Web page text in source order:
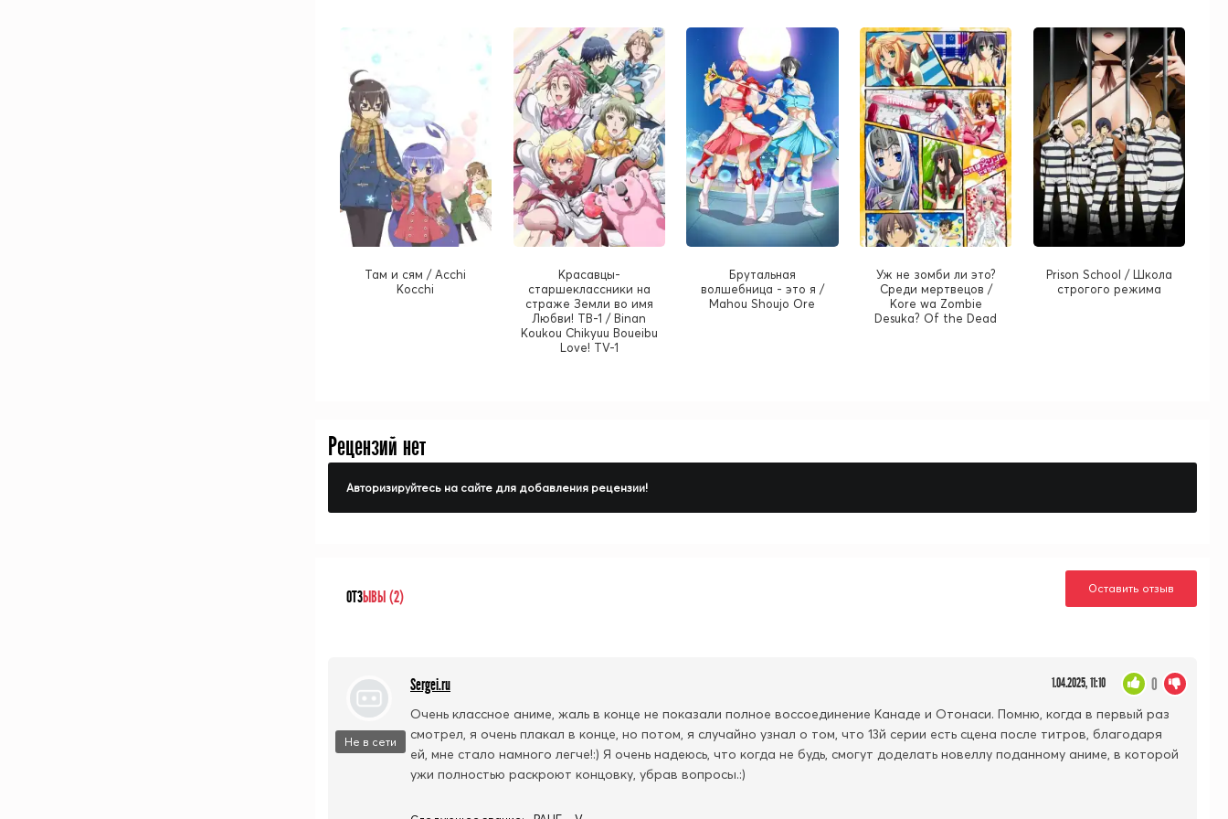
Там и сям / Acchi
Kocchi
Красавцы-
старшеклассники на
страже Земли во имя
Любви! ТВ-1 / Binan
Koukou Chikyuu Boueibu
Love! TV-1
Брутальная
волшебница - это я /
Mahou Shoujo Ore
Уж не зомби ли это?
Среди мертвецов /
Kore wa Zombie
Desuka? Of the Dead
Prison School / Школа
строгого режима
Рецензий нет
Авторизируйтесь на сайте для добавления рецензии!
ОТЗЫВЫ (2) Оставить отзыв
Не в сети
Sergei.ru 1.04.2025, 11:10
Очень классное аниме, жаль в конце не показали полное воссоединение Канаде и Отонаси. Помню, когда в первый раз
смотрел, я очень плакал в конце, но потом, я случайно узнал о том, что 13й серии есть сцена после титров, благодаря
ей, мне стало намного легче!:) Я очень надеюсь, что когда не будь, смогут доделать новеллу поданному аниме, в которой
ужи полностью раскроют концовку, убрав вопросы.:)
0